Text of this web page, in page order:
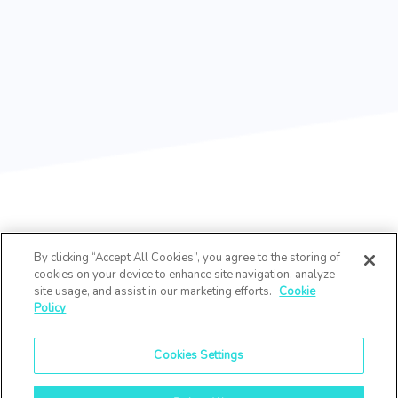
By clicking “Accept All Cookies”, you agree to the storing of
cookies on your device to enhance site navigation, analyze
site usage, and assist in our marketing efforts. Cookie
Policy
Cookies Settings